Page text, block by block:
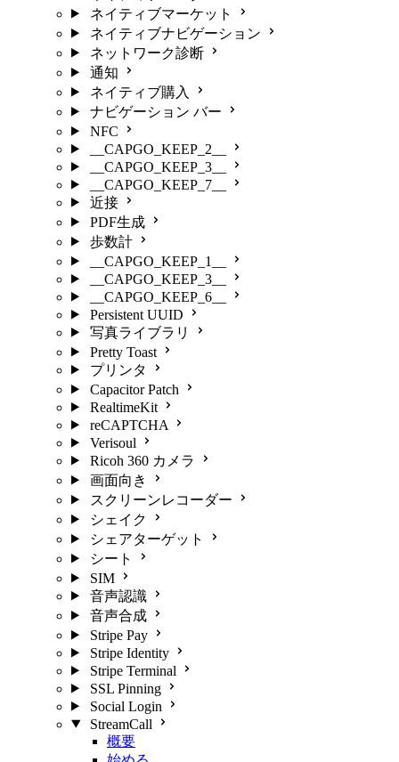
ネイティブマーケット
ネイティブナビゲーション
ネットワーク診断
通知
ネイティブ購入
ナビゲーション バー
NFC
__CAPGO_KEEP_2__
__CAPGO_KEEP_3__
__CAPGO_KEEP_7__
近接
PDF生成
歩数計
__CAPGO_KEEP_1__
__CAPGO_KEEP_3__
__CAPGO_KEEP_6__
Persistent UUID
写真ライブラリ
Pretty Toast
プリンタ
Capacitor Patch
RealtimeKit
reCAPTCHA
Verisoul
Ricoh 360 カメラ
画面向き
スクリーンレコーダー
シェイク
シェアターゲット
シート
SIM
音声認識
音声合成
Stripe Pay
Stripe Identity
Stripe Terminal
SSL Pinning
Social Login
StreamCall
概要